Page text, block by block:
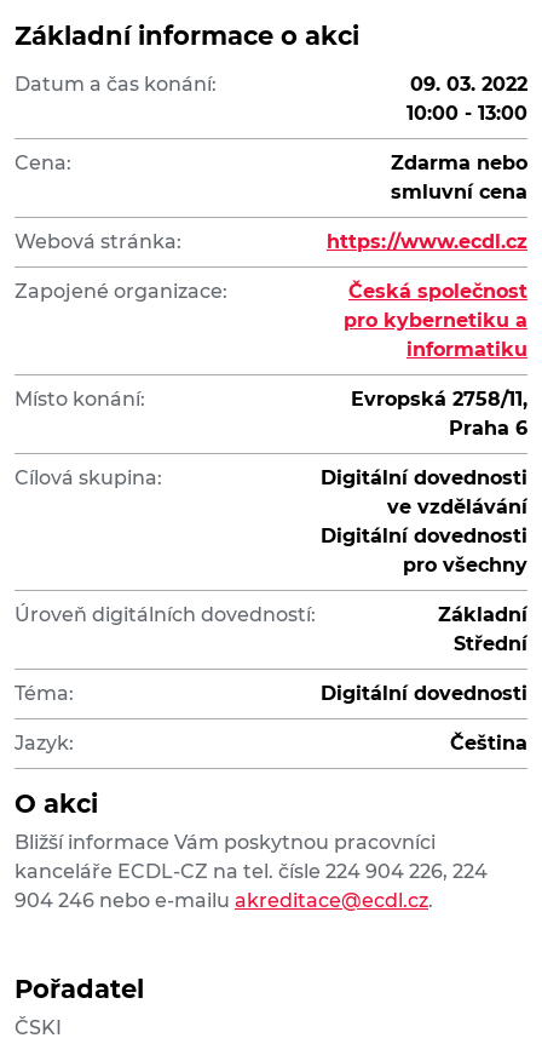
Základní informace o akci
Datum a čas konání:
09. 03. 2022
10:00 - 13:00
Cena:
Zdarma nebo
smluvní cena
Webová stránka: https://www.ecdl.cz
Zapojené organizace:
Česká společnost
pro kybernetiku a
informatiku
Místo konání:
Evropská 2758/11,
Praha 6
Cílová skupina:
Digitální dovednosti
ve vzdělávání
Digitální dovednosti
pro všechny
Úroveň digitálních dovedností:
Základní
Střední
Téma: Digitální dovednosti
Jazyk: Čeština
O akci
Bližší informace Vám poskytnou pracovníci
kanceláře ECDL-CZ na tel. čísle 224 904 226, 224
904 246 nebo e-mailu akreditace@ecdl.cz.
Pořadatel
ČSKI